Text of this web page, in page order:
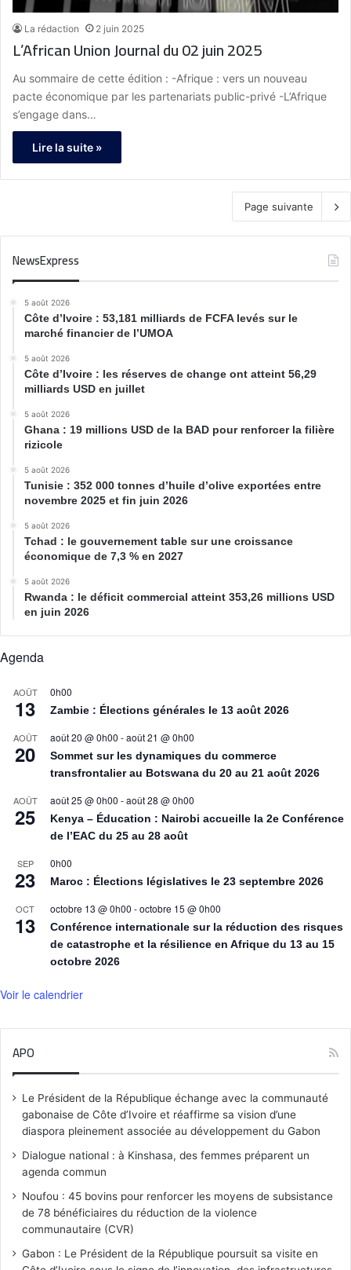
La rédaction 2 juin 2025
L’African Union Journal du 02 juin 2025
Au sommaire de cette édition : -Afrique : vers un nouveau
pacte économique par les partenariats public-privé -L’Afrique
s’engage dans…
Lire la suite »
Page suivante
NewsExpress
5 août 2026
Côte d’Ivoire : 53,181 milliards de FCFA levés sur le
marché financier de l’UMOA
5 août 2026
Côte d’Ivoire : les réserves de change ont atteint 56,29
milliards USD en juillet
5 août 2026
Ghana : 19 millions USD de la BAD pour renforcer la filière
rizicole
5 août 2026
Tunisie : 352 000 tonnes d’huile d’olive exportées entre
novembre 2025 et fin juin 2026
5 août 2026
Tchad : le gouvernement table sur une croissance
économique de 7,3 % en 2027
5 août 2026
Rwanda : le déficit commercial atteint 353,26 millions USD
en juin 2026
Agenda
AOÛT
13
0h00
Zambie : Élections générales le 13 août 2026
AOÛT
20
août 20 @ 0h00 -août 21 @ 0h00
Sommet sur les dynamiques du commerce
transfrontalier au Botswana du 20 au 21 août 2026
AOÛT
25
août 25 @ 0h00 -août 28 @ 0h00
Kenya – Éducation : Nairobi accueille la 2e Conférence
de l’EAC du 25 au 28 août
SEP
23
0h00
Maroc : Élections législatives le 23 septembre 2026
OCT
13
octobre 13 @ 0h00 -octobre 15 @ 0h00
Conférence internationale sur la réduction des risques
de catastrophe et la résilience en Afrique du 13 au 15
octobre 2026
Voir le calendrier
APO
Le Président de la République échange avec la communauté
gabonaise de Côte d’Ivoire et réaffirme sa vision d’une
diaspora pleinement associée au développement du Gabon
Dialogue national : à Kinshasa, des femmes préparent un
agenda commun
Noufou : 45 bovins pour renforcer les moyens de subsistance
de 78 bénéficiaires du réduction de la violence
communautaire (CVR)
Gabon : Le Président de la République poursuit sa visite en